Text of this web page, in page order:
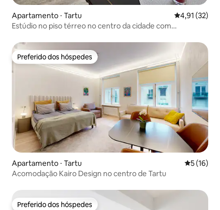
Apartamento ⋅ Tartu 4,91 de uma
4,91 (32)
Estúdio no piso térreo no centro da cidade com
Preferido dos hóspedes
Preferido dos hóspedes
Apartamento ⋅ Tartu 5 de uma
5 (16)
Acomodação Kairo Design no centro de Tartu
Preferido dos hóspedes